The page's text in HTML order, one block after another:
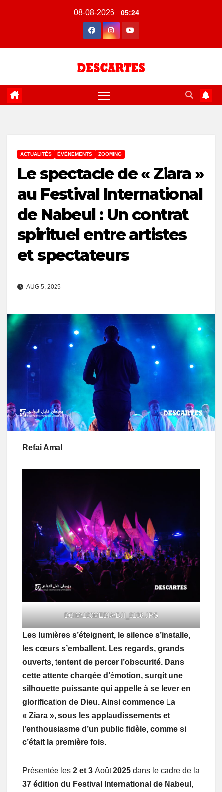
08-08-2026 05:24
ACTUALITÉS ÈVÈNEMENTS ZOOMING
Le spectacle de « Ziara »
au Festival International
de Nabeul : Un contrat
spirituel entre artistes
et spectateurs
AUG 5, 2025
Refai Amal
DCIM\100MEDIA\DJI_0136.JPG
Les lumières s’éteignent, le silence s’installe,
les cœurs s’emballent. Les regards, grands
ouverts, tentent de percer l’obscurité. Dans
cette attente chargée d’émotion, surgit une
silhouette puissante qui appelle à se lever en
glorification de Dieu. Ainsi commence La
« Ziara », sous les applaudissements et
l’enthousiasme d’un public fidèle, comme si
c’était la première fois.
Présentée les 2 et 3 Août2025 dans le cadre de la
37 édition du Festival International de Nabeul ,